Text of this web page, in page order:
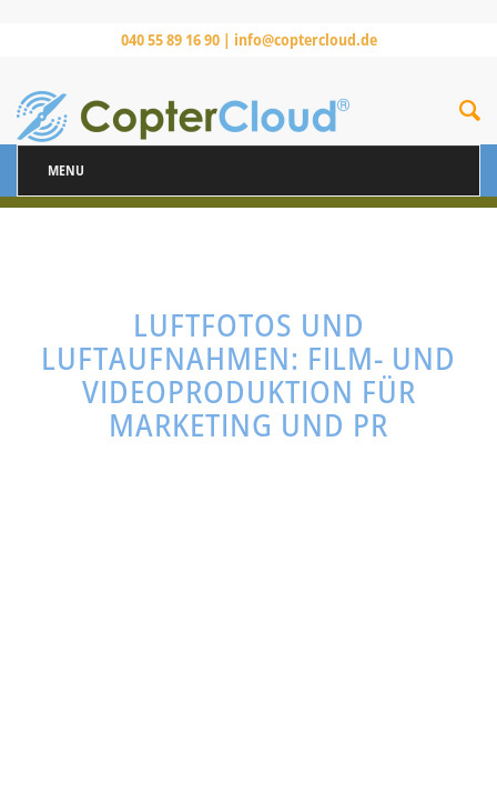
040 55 89 16 90 | info@coptercloud.de
MENU
LUFTFOTOS UND
LUFTAUFNAHMEN: FILM- UND
VIDEOPRODUKTION FÜR
MARKETING UND PR